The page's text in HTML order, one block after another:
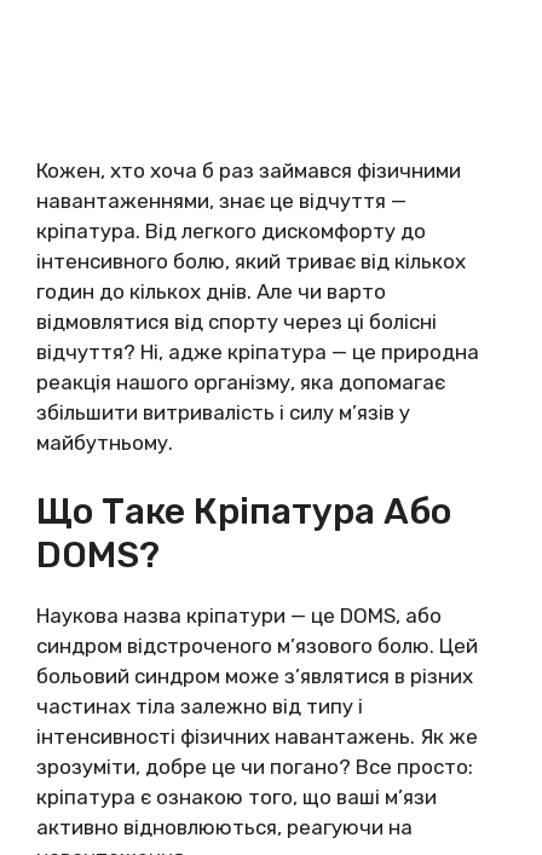
Кожен, хто хоча б раз займався фізичними
навантаженнями, знає це відчуття —
кріпатура. Від легкого дискомфорту до
інтенсивного болю, який триває від кількох
годин до кількох днів. Але чи варто
відмовлятися від спорту через ці болісні
відчуття? Ні, адже кріпатура — це природна
реакція нашого організму, яка допомагає
збільшити витривалість і силу м’язів у
майбутньому.
Що Таке Кріпатура Або
DOMS?
Наукова назва кріпатури — це DOMS, або
синдром відстроченого м’язового болю. Цей
больовий синдром може з’являтися в різних
частинах тіла залежно від типу і
інтенсивності фізичних навантажень. Як же
зрозуміти, добре це чи погано? Все просто:
кріпатура є ознакою того, що ваші м’язи
активно відновлюються, реагуючи на